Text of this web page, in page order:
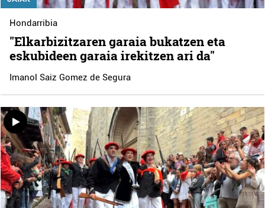
Hondarribia
"Elkarbizitzaren garaia bukatzen eta
eskubideen garaia irekitzen ari da"
Imanol Saiz Gomez de Segura